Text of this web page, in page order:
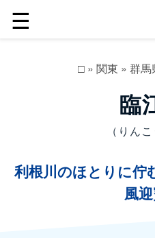
☰
□» 関東 » 群馬
臨
（りん
利根川のほとりに佇
風